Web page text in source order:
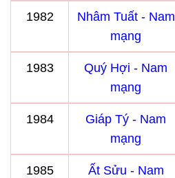
1982
Nhâm Tuất - Nam
mạng
1983
Quý Hợi - Nam
mạng
1984
Giáp Tý - Nam
mạng
1985
Ất Sửu - Nam